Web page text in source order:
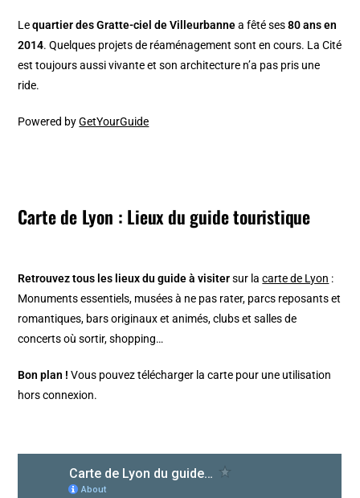
Lequartier des Gratte-ciel de Villeurbannea fêté ses80 ans en
2014. Quelques projets de réaménagement sont en cours. La Cité
est toujours aussi vivante et son architecture n’a pas pris une
ride.
Powered byGetYourGuide
Carte de Lyon : Lieux du guide touristique
Retrouvez tous les lieux du guide à visitersur lacarte de Lyon :
Monuments essentiels, musées à ne pas rater, parcs reposants et
romantiques, bars originaux et animés, clubs et salles de
concerts où sortir, shopping…
Bon plan !Vous pouvez télécharger la carte pour une utilisation
hors connexion.